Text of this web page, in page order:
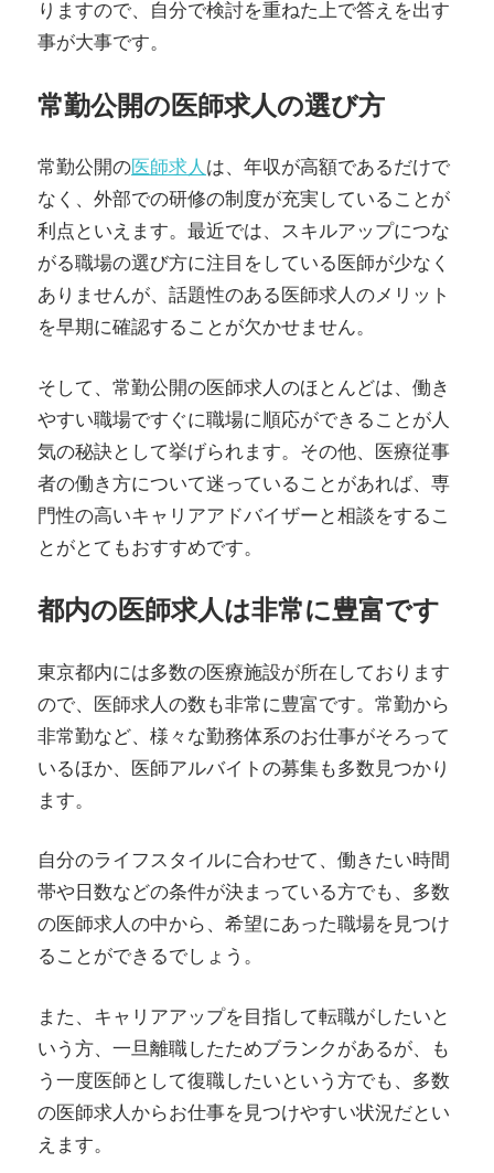
りますので、自分で検討を重ねた上で答えを出す
事が大事です。
常勤公開の医師求人の選び方
常勤公開の医師求人は、年収が高額であるだけで
なく、外部での研修の制度が充実していることが
利点といえます。最近では、スキルアップにつな
がる職場の選び方に注目をしている医師が少なく
ありませんが、話題性のある医師求人のメリット
を早期に確認することが欠かせません。
そして、常勤公開の医師求人のほとんどは、働き
やすい職場ですぐに職場に順応ができることが人
気の秘訣として挙げられます。その他、医療従事
者の働き方について迷っていることがあれば、専
門性の高いキャリアアドバイザーと相談をするこ
とがとてもおすすめです。
都内の医師求人は非常に豊富です
東京都内には多数の医療施設が所在しております
ので、医師求人の数も非常に豊富です。常勤から
非常勤など、様々な勤務体系のお仕事がそろって
いるほか、医師アルバイトの募集も多数見つかり
ます。
自分のライフスタイルに合わせて、働きたい時間
帯や日数などの条件が決まっている方でも、多数
の医師求人の中から、希望にあった職場を見つけ
ることができるでしょう。
また、キャリアアップを目指して転職がしたいと
いう方、一旦離職したためブランクがあるが、も
う一度医師として復職したいという方でも、多数
の医師求人からお仕事を見つけやすい状況だとい
えます。